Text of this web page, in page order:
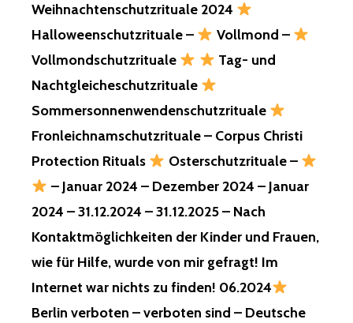
OTHER
DIE
UND
DIE
KINDER
VOM
LETZTEN
WOCHENENDE
Weihnachtenschutzrituale 2024
Halloweenschutzrituale –
Vollmond –
Vollmondschutzrituale
Tag- und
Nachtgleicheschutzrituale
Sommersonnenwendenschutzrituale
Fronleichnamschutzrituale – Corpus Christi
Protection Rituals
Osterschutzrituale –
– Januar 2024 – Dezember 2024 – Januar
2024 – 31.12.2024 – 31.12.2025 – Nach
Kontaktmöglichkeiten der Kinder und Frauen,
wie für Hilfe, wurde von mir gefragt! Im
Internet war nichts zu finden! 06.2024
Berlin verboten – verboten sind – Deutsche